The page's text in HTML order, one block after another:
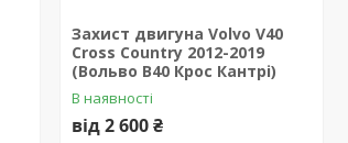
Захист двигуна Volvo V40
Cross Country 2012-2019
(Вольво В40 Крос Кантрі)
В наявності
від 2 600 ₴